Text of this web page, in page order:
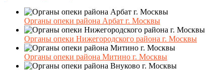
Органы опеки района Арбат г. Москвы
Органы опеки Нижегородского района г. Москвы
Органы опеки района Митино г. Москвы